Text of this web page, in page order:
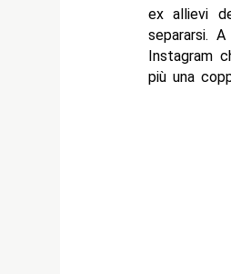
ex allievi
separarsi.
Instagram
più una